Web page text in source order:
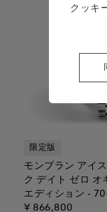
限定版
モンブラン アイ
ク デイト ゼロ オ
エディション -
¥ 866,800
クッキ